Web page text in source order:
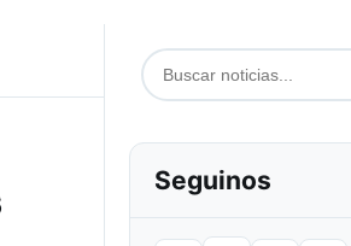
Seguinos